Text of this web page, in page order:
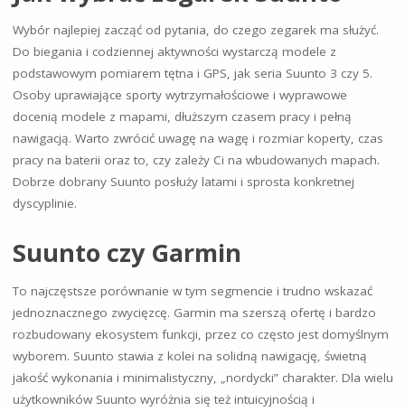
Wybór najlepiej zacząć od pytania, do czego zegarek ma służyć.
Do biegania i codziennej aktywności wystarczą modele z
podstawowym pomiarem tętna i GPS, jak seria Suunto 3 czy 5.
Osoby uprawiające sporty wytrzymałościowe i wyprawowe
docenią modele z mapami, dłuższym czasem pracy i pełną
nawigacją. Warto zwrócić uwagę na wagę i rozmiar koperty, czas
pracy na baterii oraz to, czy zależy Ci na wbudowanych mapach.
Dobrze dobrany Suunto posłuży latami i sprosta konkretnej
dyscyplinie.
Suunto czy Garmin
To najczęstsze porównanie w tym segmencie i trudno wskazać
jednoznacznego zwycięzcę. Garmin ma szerszą ofertę i bardzo
rozbudowany ekosystem funkcji, przez co często jest domyślnym
wyborem. Suunto stawia z kolei na solidną nawigację, świetną
jakość wykonania i minimalistyczny, „nordycki” charakter. Dla wielu
użytkowników Suunto wyróżnia się też intuicyjnością i